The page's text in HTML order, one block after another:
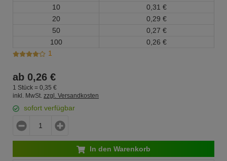
10
0, 31 €
20
0, 29 €
50
0, 27 €
100
0, 26 €
1
ab 0,26 €
1 Stück = 0, 35 €
inkl. MwSt. zzgl. Versandkosten
sofort verfügbar
In den Warenkorb